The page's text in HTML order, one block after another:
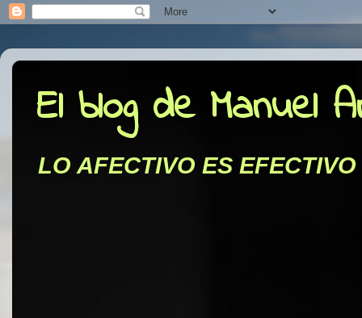
El blog de Manuel
LO AFECTIVO ES EFECTIVO